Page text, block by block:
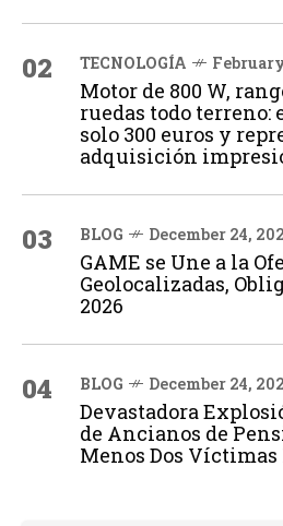
02 TECNOLOGÍA
Motor de 800 W,
ruedas todo terreno:
solo 300 euros y
adquisición
03 BLOG December 24,
GAME se Une a la
Geolocalizadas,
2026
04 BLOG December 24,
Devastadora
de Ancianos de
Menos Dos Víctimas